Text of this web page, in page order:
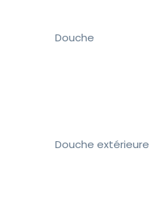
Douche
Douche extérieure